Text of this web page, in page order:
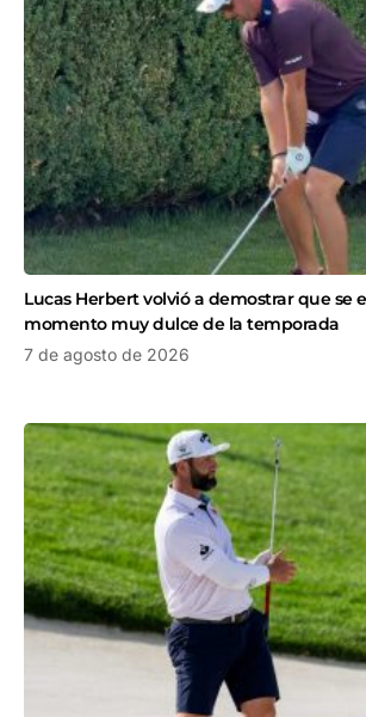
Lucas Herbert volvió a demostrar que se
momento muy dulce de la temporada
7 de agosto de 2026